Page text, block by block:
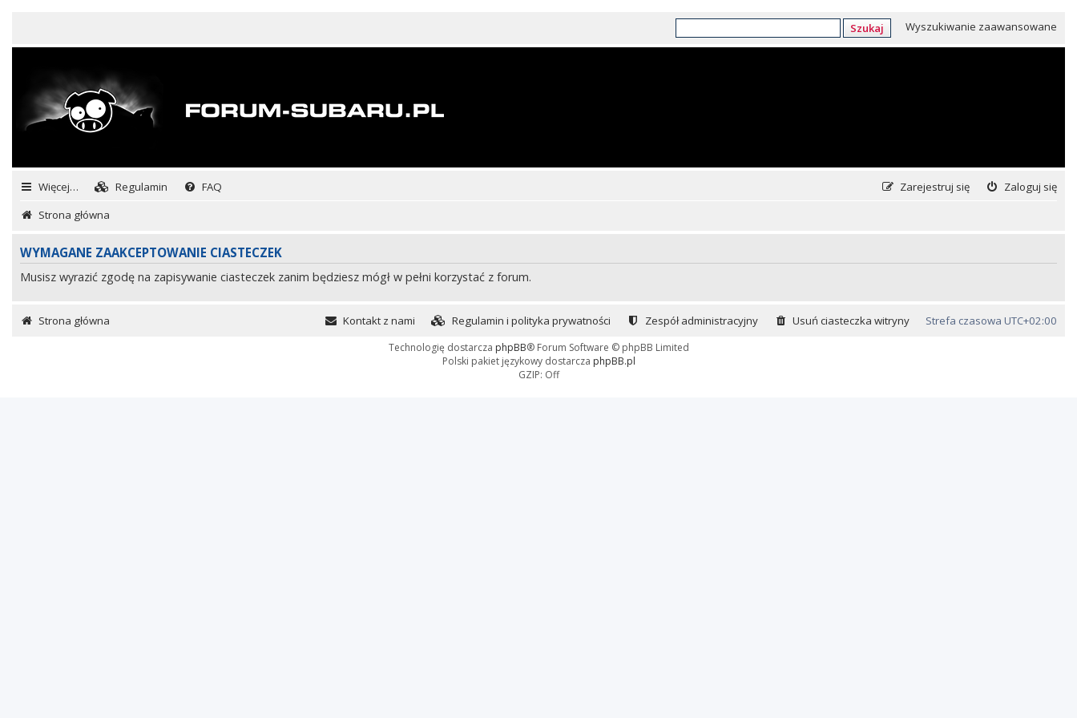
Szukaj Wyszukiwanie zaawansowane
Więcej… Regulamin FAQ Zaloguj się
Zarejestruj się
Strona główna
WYMAGANE ZAAKCEPTOWANIE CIASTECZEK
Musisz wyrazić zgodę na zapisywanie ciasteczek zanim będziesz mógł w pełni korzystać z forum.
Strona główna Strefa czasowa UTC+02:00
Usuń ciasteczka witryny
Zespół administracyjny
Regulamin i polityka prywatności
Kontakt z nami
Technologię dostarcza phpBB® Forum Software © phpBB Limited
Polski pakiet językowy dostarcza phpBB.pl
GZIP: Off